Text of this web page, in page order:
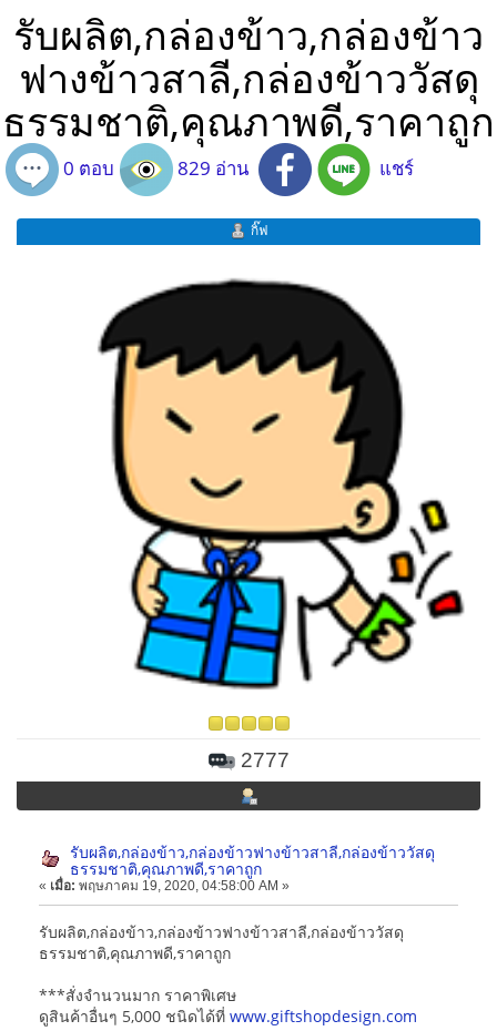
รับผลิต,กล่องข้าว,กล่องข้าว
ฟางข้าวสาลี,กล่องข้าววัสดุ
ธรรมชาติ,คุณภาพดี,ราคาถูก
0 ตอบ 829 อ่าน แชร์
กิ๊ฟ
2777
รับผลิต,กล่องข้าว,กล่องข้าวฟางข้าวสาลี,กล่องข้าววัสดุ
ธรรมชาติ,คุณภาพดี,ราคาถูก
« เมื่อ: พฤษภาคม 19, 2020, 04:58:00 AM »
รับผลิต,กล่องข้าว,กล่องข้าวฟางข้าวสาลี,กล่องข้าววัสดุ
ธรรมชาติ,คุณภาพดี,ราคาถูก
***สั่งจำนวนมาก ราคาพิเศษ
ดูสินค้าอื่นๆ 5,000 ชนิดได้ที่ www.giftshopdesign.com